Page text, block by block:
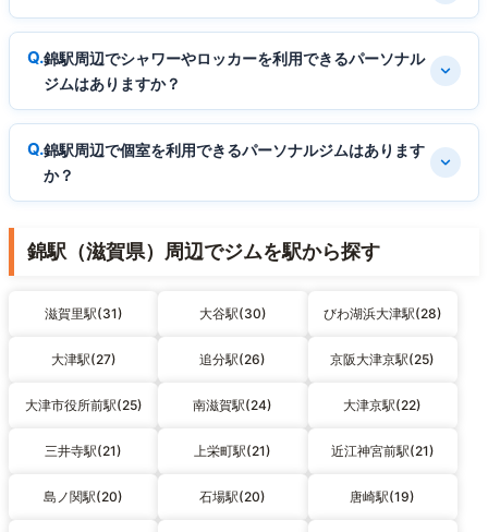
錦駅周辺でシャワーやロッカーを利用できるパーソナル
ジムはありますか？
錦駅周辺で個室を利用できるパーソナルジムはあります
か？
錦駅（滋賀県）周辺でジムを駅から探す
滋賀里駅(31) 大谷駅(30) びわ湖浜大津駅(28)
大津駅(27) 追分駅(26) 京阪大津京駅(25)
大津市役所前駅(25) 南滋賀駅(24) 大津京駅(22)
三井寺駅(21) 上栄町駅(21) 近江神宮前駅(21)
島ノ関駅(20) 石場駅(20) 唐崎駅(19)